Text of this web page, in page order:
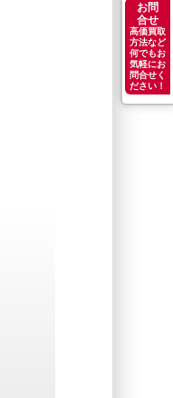
お問
合せ
高価買取
方法など
何でもお
気軽にお
問合せく
ださい！